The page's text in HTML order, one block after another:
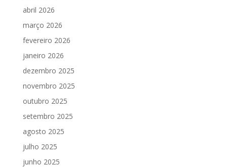
abril 2026
março 2026
fevereiro 2026
janeiro 2026
dezembro 2025
novembro 2025
outubro 2025
setembro 2025
agosto 2025
julho 2025
junho 2025